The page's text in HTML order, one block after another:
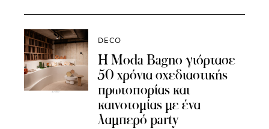
DECO
Η Moda Bagno γιόρτασε
50 χρόνια σχεδιαστικής
πρωτοπορίας και
καινοτομίας με ένα
λαμπερό party